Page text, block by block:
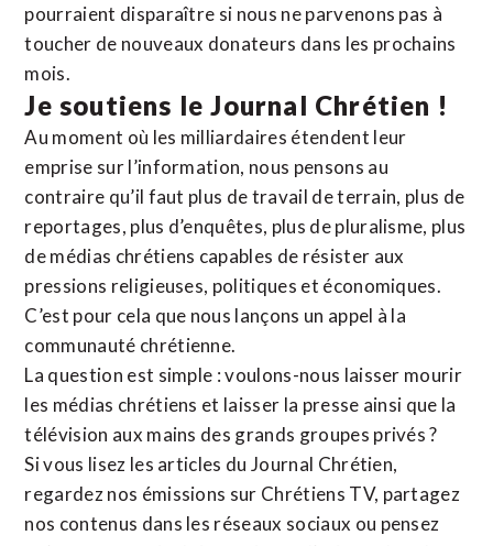
pourraient disparaître si nous ne parvenons pas à
toucher de nouveaux donateurs dans les prochains
mois.
Je soutiens le Journal Chrétien !
Au moment où les milliardaires étendent leur
emprise sur l’information, nous pensons au
contraire qu’il faut plus de travail de terrain, plus de
reportages, plus d’enquêtes, plus de pluralisme, plus
de médias chrétiens capables de résister aux
pressions religieuses, politiques et économiques.
C’est pour cela que nous lançons un appel à la
communauté chrétienne.
La question est simple : voulons-nous laisser mourir
les médias chrétiens et laisser la presse ainsi que la
télévision aux mains des grands groupes privés ?
Si vous lisez les articles du Journal Chrétien,
regardez nos émissions sur Chrétiens TV, partagez
nos contenus dans les réseaux sociaux ou pensez